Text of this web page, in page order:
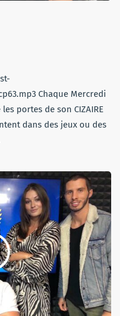
Chaque Mercredi
portes de son CIZAIRE
dans des jeux ou des